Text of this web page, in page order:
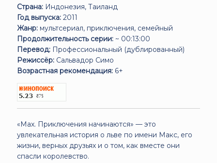
Страна: Индонезия, Таиланд
Год выпуска: 2011
Жанр: мультсериал, приключения, семейный
Продолжительность серии: ~ 00:13:00
Перевод: Профессиональный (дублированный)
Режиссёр: Сальвадор Симо
Возрастная рекомендация: 6+
«Max. Приключения начинаются» — это
увлекательная история о льве по имени Макс, его
жизни, верных друзьях и о том, как вместе они
спасли королевство.